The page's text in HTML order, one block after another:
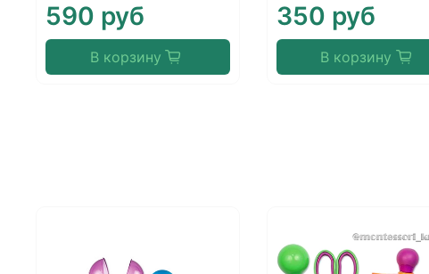
590 руб
В корзину
350 руб
В корзину